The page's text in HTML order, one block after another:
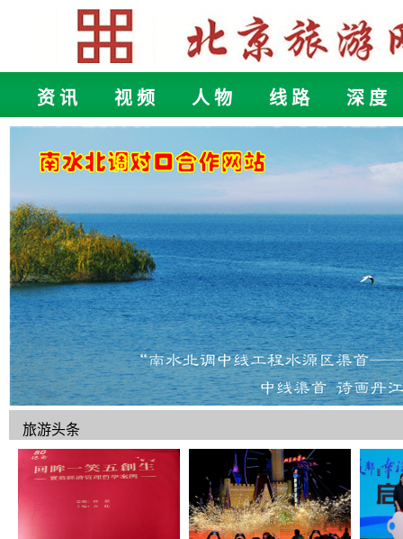
资 讯 视 频 人 物 线 路 深 度
旅游头条